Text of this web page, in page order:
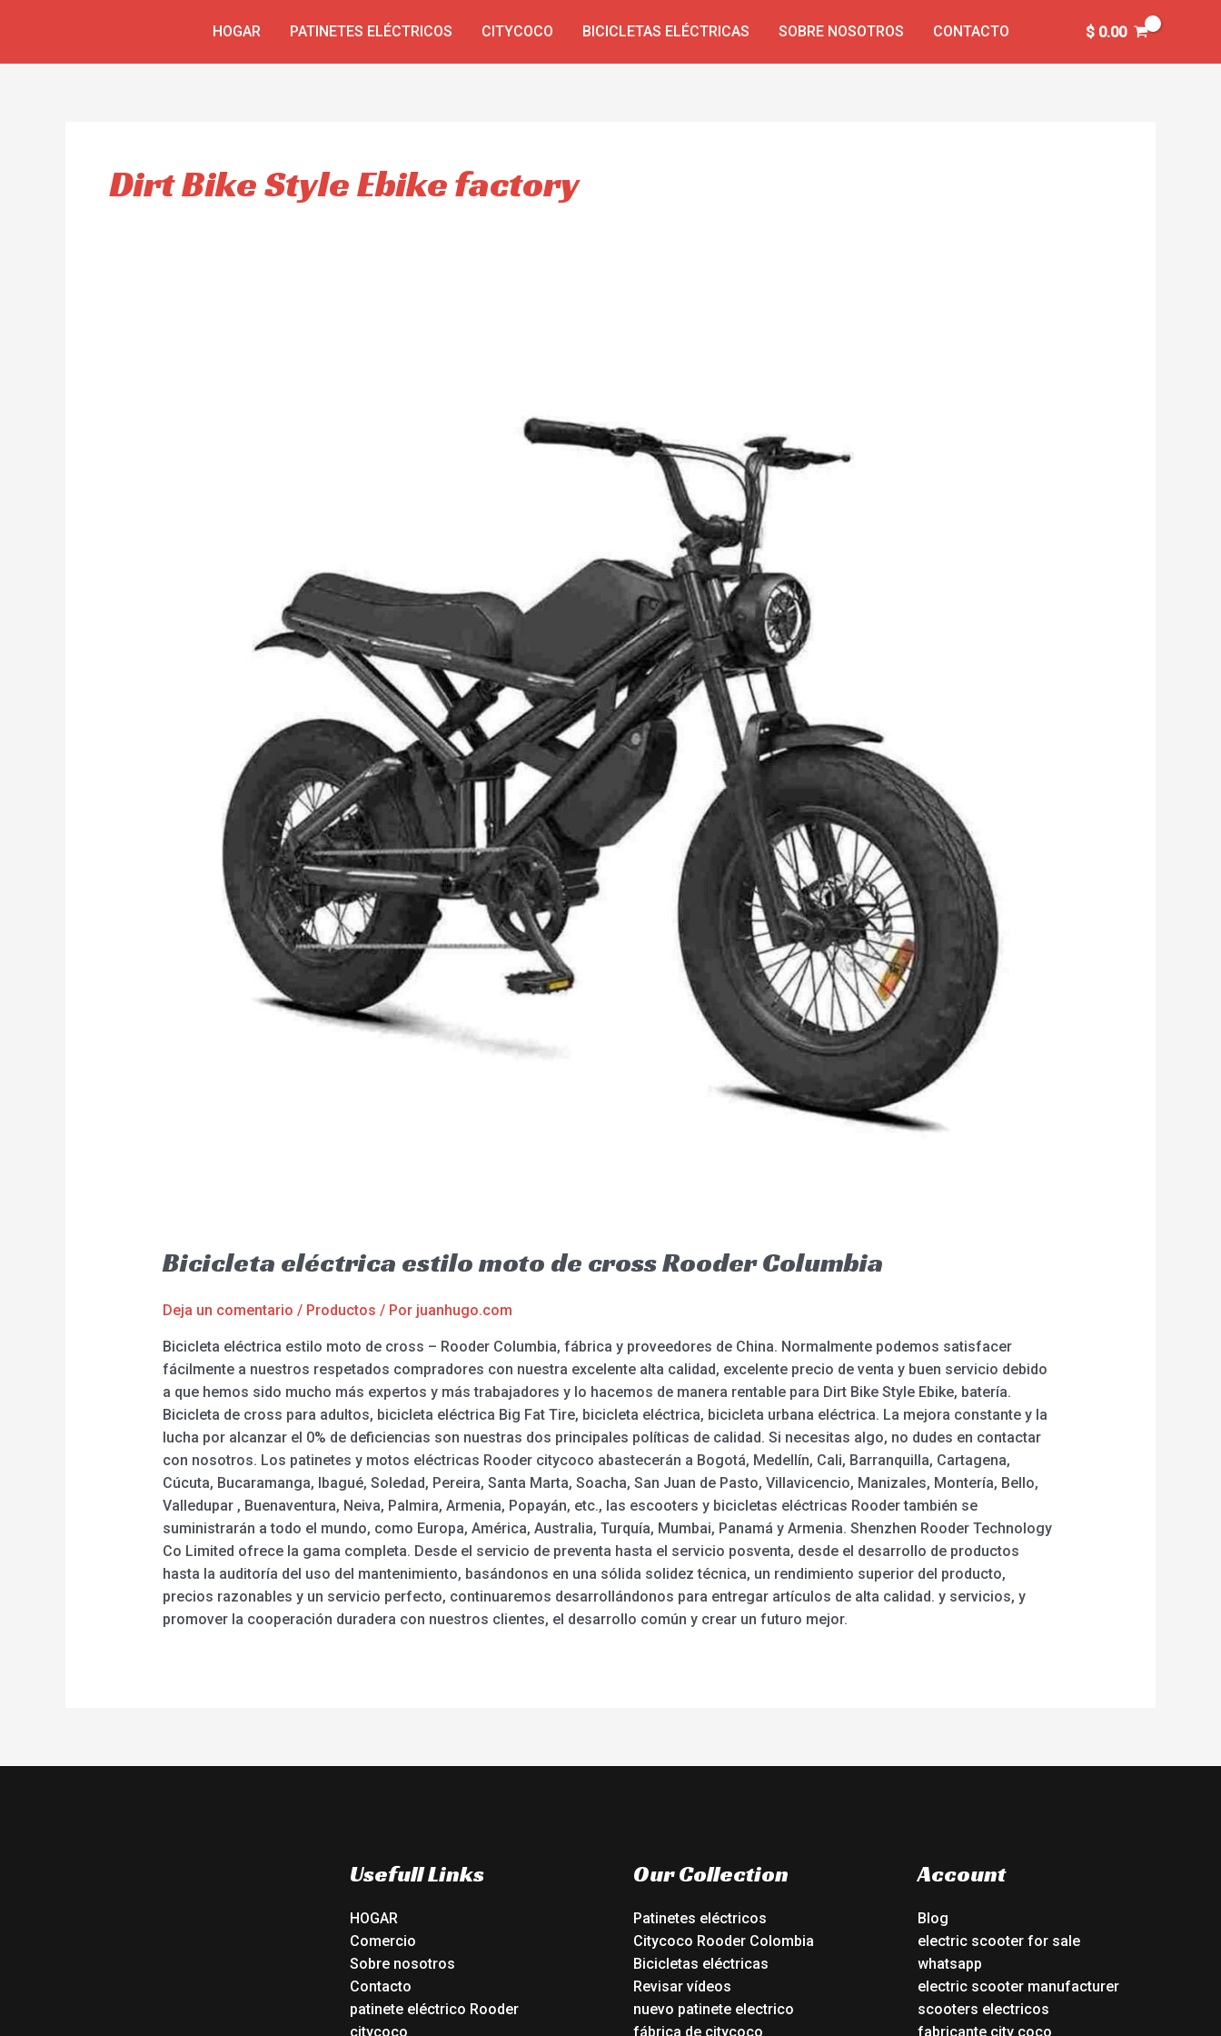
HOGAR PATINETES ELÉCTRICOS CITYCOCO BICICLETAS ELÉCTRICAS SOBRE NOSOTROS CONTACTO $0.00
Dirt Bike Style Ebike factory
Bicicleta eléctrica estilo moto de cross Rooder Columbia
Deja un comentario / Productos / Por juanhugo.com
Bicicleta eléctrica estilo moto de cross – Rooder Columbia, fábrica y proveedores de China. Normalmente podemos satisfacer
fácilmente a nuestros respetados compradores con nuestra excelente alta calidad, excelente precio de venta y buen servicio debido
a que hemos sido mucho más expertos y más trabajadores y lo hacemos de manera rentable para Dirt Bike Style Ebike, batería.
Bicicleta de cross para adultos, bicicleta eléctrica Big Fat Tire, bicicleta eléctrica, bicicleta urbana eléctrica. La mejora constante y la
lucha por alcanzar el 0% de deficiencias son nuestras dos principales políticas de calidad. Si necesitas algo, no dudes en contactar
con nosotros. Los patinetes y motos eléctricas Rooder citycoco abastecerán a Bogotá, Medellín, Cali, Barranquilla, Cartagena,
Cúcuta, Bucaramanga, Ibagué, Soledad, Pereira, Santa Marta, Soacha, San Juan de Pasto, Villavicencio, Manizales, Montería, Bello,
Valledupar , Buenaventura, Neiva, Palmira, Armenia, Popayán, etc., las escooters y bicicletas eléctricas Rooder también se
suministrarán a todo el mundo, como Europa, América, Australia, Turquía, Mumbai, Panamá y Armenia. Shenzhen Rooder Technology
Co Limited ofrece la gama completa. Desde el servicio de preventa hasta el servicio posventa, desde el desarrollo de productos
hasta la auditoría del uso del mantenimiento, basándonos en una sólida solidez técnica, un rendimiento superior del producto,
precios razonables y un servicio perfecto, continuaremos desarrollándonos para entregar artículos de alta calidad. y servicios, y
promover la cooperación duradera con nuestros clientes, el desarrollo común y crear un futuro mejor.
Usefull Links
HOGAR
Comercio
Sobre nosotros
Contacto
patinete eléctrico Rooder
citycoco
Our Collection
Patinetes eléctricos
Citycoco Rooder Colombia
Bicicletas eléctricas
Revisar vídeos
nuevo patinete electrico
fábrica de citycoco
Account
Blog
electric scooter for sale
whatsapp
electric scooter manufacturer
scooters electricos
fabricante city coco